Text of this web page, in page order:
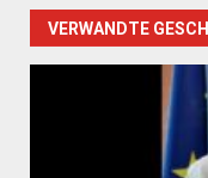
VERWANDTE